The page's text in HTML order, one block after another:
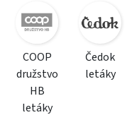
COOP
družstvo
HB
letáky
Čedok
letáky